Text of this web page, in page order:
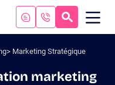
Marketing Stratégique
marketing